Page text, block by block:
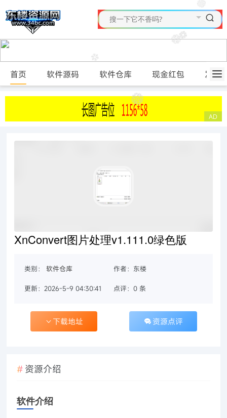
首页 软件源码 软件仓库 现金红包 发布
XnConvert图片处理v1.111.0绿色版
类别： 软件仓库 作者：东楼
更新：2026-5-9 04:30:41 点评：0 条
下载地址 资源点评
资源介绍
软件介绍